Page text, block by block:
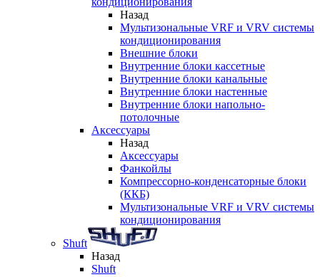
Назад
Мультизональные VRF и VRV системы
кондиционирования
Внешние блоки
Внутренние блоки кассетные
Внутренние блоки канальные
Внутренние блоки настенные
Внутренние блоки напольно-
потолочные
Аксессуары
Назад
Аксессуары
Фанкойлы
Компрессорно-конденсаторные блоки
(ККБ)
Мультизональные VRF и VRV системы
кондиционирования
Shuft
Назад
Shuft